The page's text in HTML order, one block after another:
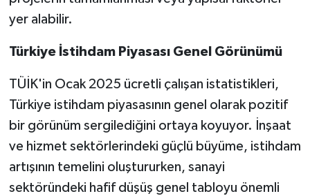
yer alabilir.
Türkiye İstihdam Piyasası Genel Görünümü
TÜİK'in Ocak 2025 ücretli çalışan istatistikleri,
Türkiye istihdam piyasasının genel olarak pozitif
bir görünüm sergilediğini ortaya koyuyor. İnşaat
ve hizmet sektörlerindeki güçlü büyüme, istihdam
artışının temelini oluştururken, sanayi
sektöründeki hafif düşüş genel tabloyu önemli